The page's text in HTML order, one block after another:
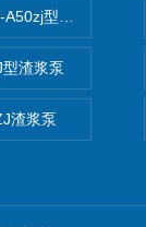
型渣浆泵
渣浆泵
渣浆泵